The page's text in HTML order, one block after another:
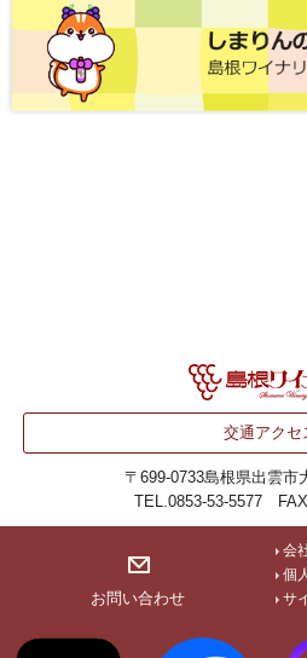
交通アクセ
〒699-0733島根県出雲市
TEL.0853-53-5577
お問い合わせ
会
個
サ